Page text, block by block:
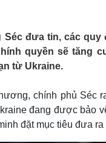
Quân sự - Quốc
Vũ khí
Việt Nam
Đời sống
Séc đưa tin, các
quyền sẽ
từ Ukraine.
chính phủ Séc
đang được bảo
đặt mục tiêu đưa